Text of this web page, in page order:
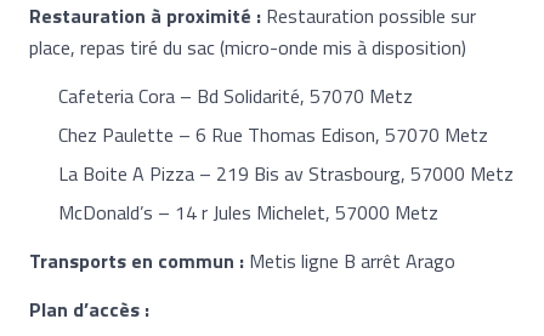
Restauration à proximité : Restauration possible sur
place, repas tiré du sac (micro-onde mis à disposition)
Cafeteria Cora – Bd Solidarité, 57070 Metz
Chez Paulette – 6 Rue Thomas Edison, 57070 Metz
La Boite A Pizza – 219 Bis av Strasbourg, 57000 Metz
McDonald’s – 14 r Jules Michelet, 57000 Metz
Transports en commun : Metis ligne B arrêt Arago
Plan d’accès :